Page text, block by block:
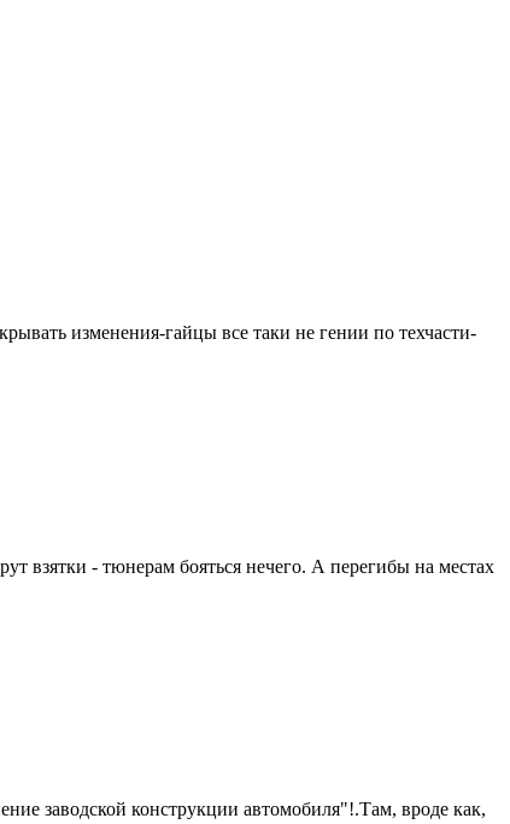
изменения-гайцы все таки не гении по техчасти-
взятки - тюнерам бояться нечего. А перегибы на местах
заводской конструкции автомобиля"!.Там, вроде как,